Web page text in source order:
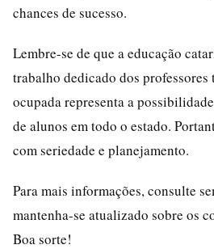
chances de sucesso.
Lembre-se de que a educação
trabalho dedicado dos professores
ocupada representa a
de alunos em todo o estado.
com seriedade e planejamento.
Para mais informações, consulte
mantenha-se atualizado sobre os
Boa sorte!